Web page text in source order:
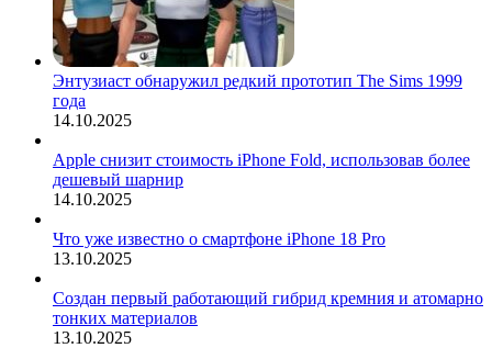
Энтузиаст обнаружил редкий прототип The Sims 1999
года
14.10.2025
Apple снизит стоимость iPhone Fold, использовав более
дешевый шарнир
14.10.2025
Что уже известно о смартфоне iPhone 18 Pro
13.10.2025
Создан первый работающий гибрид кремния и атомарно
тонких материалов
13.10.2025